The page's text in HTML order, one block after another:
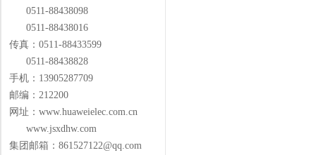
0511-88438098
0511-88438016
传真：0511-88433599
0511-88438828
手机：13905287709
邮编：212200
网址：www.huaweielec.com.cn
www.jsxdhw.com
集团邮箱： 861527122@qq.com